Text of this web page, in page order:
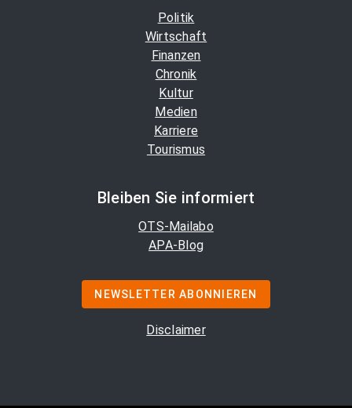
Politik
Wirtschaft
Finanzen
Chronik
Kultur
Medien
Karriere
Tourismus
Bleiben Sie informiert
OTS-Mailabo
APA-Blog
NEWSLETTER ABONNIEREN
Disclaimer